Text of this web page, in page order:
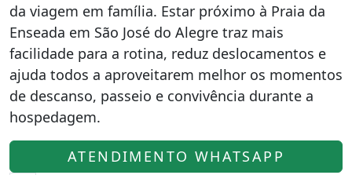
da viagem em família. Estar próximo à Praia da
Enseada em São José do Alegre traz mais
facilidade para a rotina, reduz deslocamentos e
ajuda todos a aproveitarem melhor os momentos
de descanso, passeio e convivência durante a
hospedagem.
ATENDIMENTO WHATSAPP